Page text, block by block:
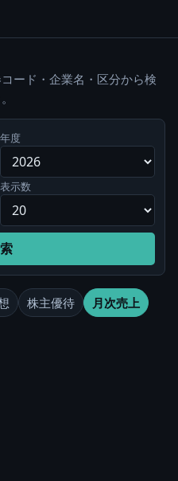
ード・企業名・区分から検
年度
表示数
株主優待
月次売上